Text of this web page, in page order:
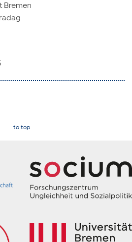
Bremen
to top